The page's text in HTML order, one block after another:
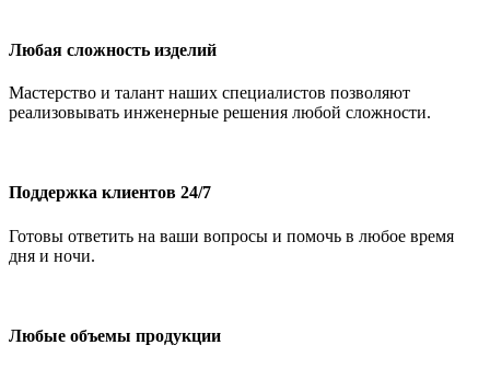
Любая сложность изделий
Мастерство и талант наших специалистов позволяют
реализовывать инженерные решения любой сложности.
Поддержка клиентов 24/7
Готовы ответить на ваши вопросы и помочь в любое время
дня и ночи.
Любые объемы продукции